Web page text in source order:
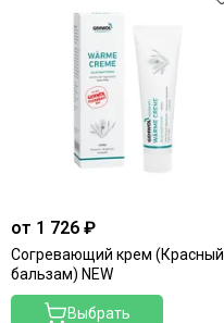
от 1 726 ₽
Согревающий крем (Красный
бальзам) NEW
Выбрать